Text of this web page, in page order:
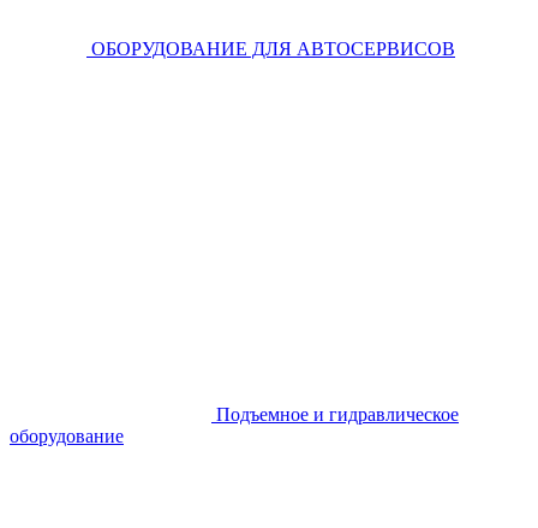
ОБОРУДОВАНИЕ ДЛЯ АВТОСЕРВИСОВ
Подъемное и гидравлическое
оборудование